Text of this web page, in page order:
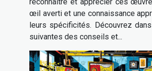
reconnaître et apprécier ces
œil averti et une connaissance
leurs spécificités. Découvrez
suivantes des conseils et...